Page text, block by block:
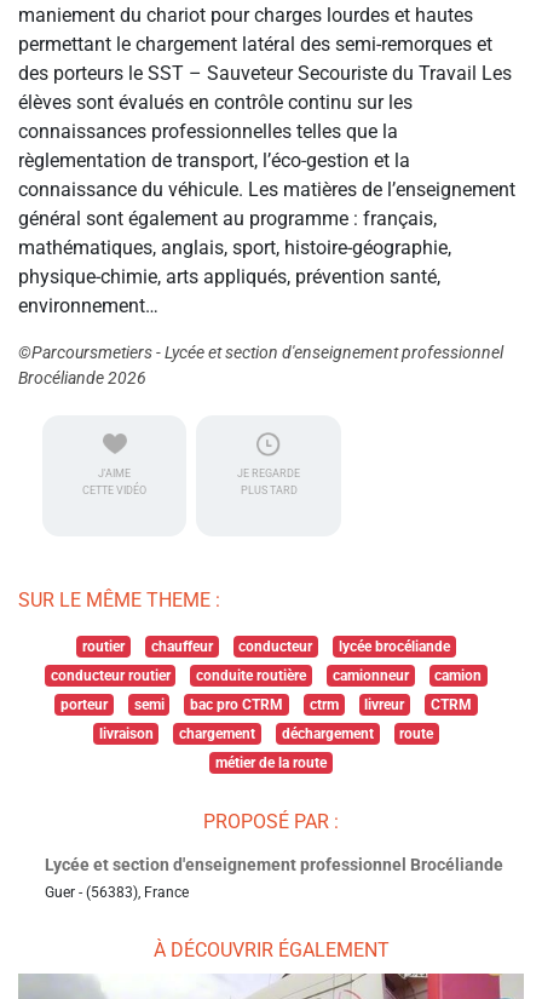
maniement du chariot pour charges lourdes et hautes
permettant le chargement latéral des semi-remorques et
des porteurs le SST – Sauveteur Secouriste du Travail Les
élèves sont évalués en contrôle continu sur les
connaissances professionnelles telles que la
règlementation de transport, l’éco-gestion et la
connaissance du véhicule. Les matières de l’enseignement
général sont également au programme : français,
mathématiques, anglais, sport, histoire-géographie,
physique-chimie, arts appliqués, prévention santé,
environnement…
©Parcoursmetiers - Lycée et section d'enseignement professionnel
Brocéliande 2026
J'AIME
CETTE VIDÉO
JE REGARDE
PLUS TARD
SUR LE MÊME THEME :
routier chauffeur conducteur
lycée brocéliande
conducteur routier
conduite routière camionneur
camion
porteur
semi bac pro CTRM ctrm livreur
CTRM
livraison
chargement déchargement
route
métier de la route
PROPOSÉ PAR :
Lycée et section d'enseignement professionnel Brocéliande
Guer - (56383), France
À DÉCOUVRIR ÉGALEMENT